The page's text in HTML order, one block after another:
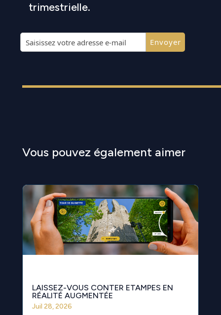
trimestrielle.
Vous pouvez également aimer
LAISSEZ-VOUS CONTER ETAMPES EN
RÉALITÉ AUGMENTÉE
Juil 28, 2026